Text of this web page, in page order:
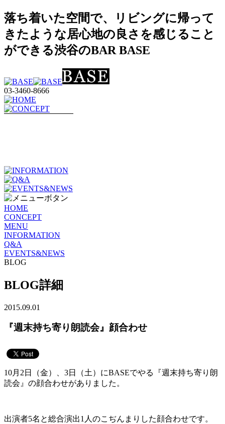
落ち着いた空間で、リビングに帰って
きたような居心地の良さを感じること
ができる渋谷のBAR BASE
03-3460-8666
HOME
CONCEPT
MENU
INFORMATION
Q&A
EVENTS&NEWS
BLOG
BLOG詳細
2015.09.01
『週末持ち寄り朗読会』顔合わせ
10月2日（金）、3日（土）にBASEでやる『週末持ち寄り朗
読会』の顔合わせがありました。
出演者5名と総合演出1人のこぢんまりした顔合わせです。